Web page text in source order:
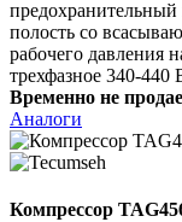
полость со
рабочего давления
трехфазное 340-440
Временно не
Аналоги
Компрессор